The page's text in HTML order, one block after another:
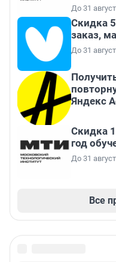
До 31
Скидка
заказ,
До 31
Яндекс
Скидка
год
До 31
Все